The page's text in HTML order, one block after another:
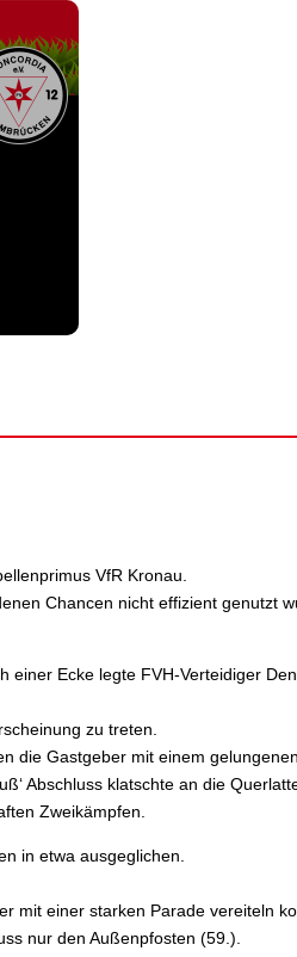
VfR Kronau.
Chancen nicht effizient genutzt
Ecke legte FVH-Verteidiger
zu treten.
die Gastgeber mit einem
Abschluss klatschte an die
Zweikämpfen.
in etwa ausgeglichen.
mit einer starken Parade vereiteln
nur den Außenpfosten (59.).